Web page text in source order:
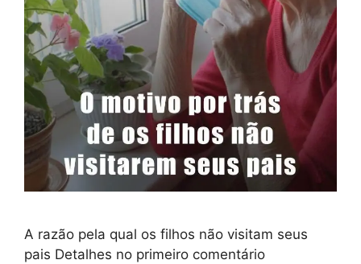
A razão pela qual os filhos não visitam seus
pais Detalhes no primeiro comentário